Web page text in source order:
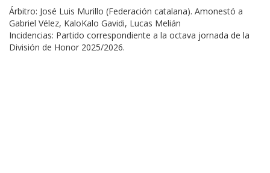
Árbitro: José Luis Murillo (Federación catalana). Amonestó a
Gabriel Vélez, KaloKalo Gavidi, Lucas Melián
Incidencias: Partido correspondiente a la octava jornada de la
División de Honor 2025/2026.